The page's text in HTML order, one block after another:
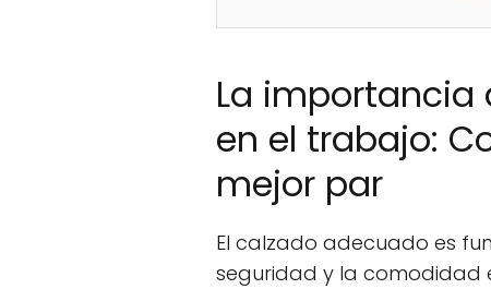
La importancia
en el trabajo:
mejor par
El calzado adecuado es
seguridad y la comodidad